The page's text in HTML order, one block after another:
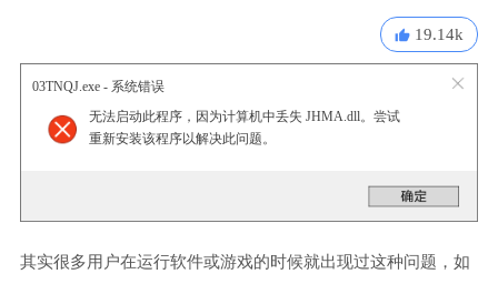
19.14k
03TNQJ.exe - 系统错误
无法启动此程序，因为计算机中丢失 JHMA.dll。尝试
重新安装该程序以解决此问题。
其实很多用户在运行软件或游戏的时候就出现过这种问题，如